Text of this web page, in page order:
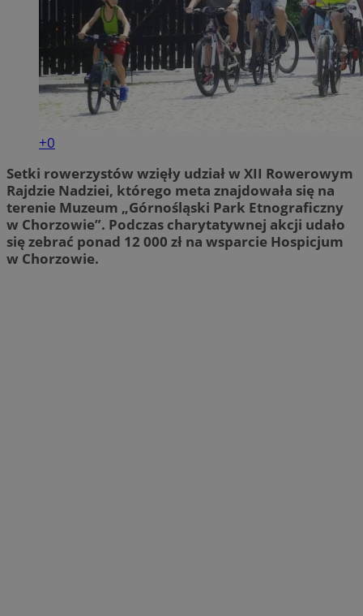
+0
Setki rowerzystów wzięły udział w XII Rowerowym
Rajdzie Nadziei, którego meta znajdowała się na
terenie Muzeum „Górnośląski Park Etnograficzny
w Chorzowie”. Podczas charytatywnej akcji udało
się zebrać ponad 12 000 zł na wsparcie Hospicjum
w Chorzowie.